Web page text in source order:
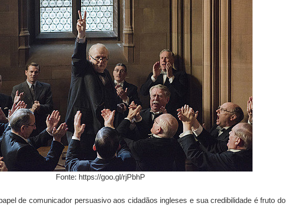
Fonte: https://goo.gl/rjPbhP
de comunicador persuasivo aos cidadãos ingleses e sua credibilidade é fruto do